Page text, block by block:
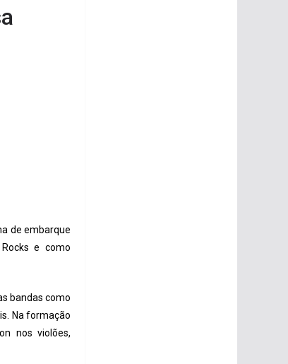
de embarque
e como
bandas como
Na formação
nos violões,